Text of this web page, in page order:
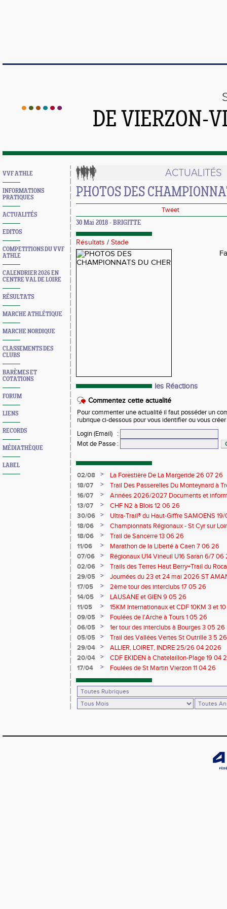
DE VIERZON-
VVF ATHLE
INFORMATIONS
PRATIQUES
ACTUALITÉS
EDITOS
COMPETITIONS DU VVF
ATHLE
CALENDRIER 2026 EN
CENTRE VAL DE LOIRE
RÉSULTATS
MARCHE ATHLÉTIQUE
MARCHE NORDIQUE
CLASSEMENTS DES
CLUBS
BARÈMES ET
COTATIONS
FORUM
LIENS
RECORDS
MÉDIATHÈQUE
LABEL
ACTUALITÉS
PHOTOS DES
Tweet
30 Mai 2018 - BRIGITTE
Résultats / Stade
les Réactions
Commentez cette actualité
Pour commenter une actualité il faut posséder un
rubrique ci-dessous pour vous identifier ou vous
Login (Email)
:
Mot de Passe :
02/08 >
La Forestière De La Margeride 26 07 26
18/07
>
Trail Des Passerelles Du Monteynard à
16/07
>
Années 2026/2027 Documents et
13/07
>
CHF N2 à Blois 12 06 26
30/06
>
Ultra-Trail® du Haut-Giffre SAMOENS
18/06
>
Championnats Régionaux - St Cyr sur
Saran 13/14 06 26
18/06 >
Trail de Sancerre 13 06 26
11/06
>
Marathon de la Liberté à Caen 7 06 26
07/06
>
Régionaux U14 Vineuil U16 Saran 6/7 06
02/06
>
Trails des Terres Haut Berry+Trail du
du Berry 30/31 05 2026
29/05 >
Journées du 23 et 24 mai 2026 ST
17/05
>
2ème tour des interclubs 17 05 26
14/05
>
LAUSANE et GIEN 9 05 26
11/05
>
15KM Internationaux et CDF 10KM 3 et
09/05
>
Foulées de l'Arche à Tours 1 05 26
06/05
>
1er tour des interclubs à Bourges 3 05 26
05/05
>
Trail des Vallées Vertes St Outrille 3 5 26
29/04
>
ALLIER, LOIRET, INDRE 25/26 04 2026
20/04
>
CDF EKIDEN à Chatelaillon-Plage 19 04
17/04
> Foulées de St Martin Vierzon 11 04 26